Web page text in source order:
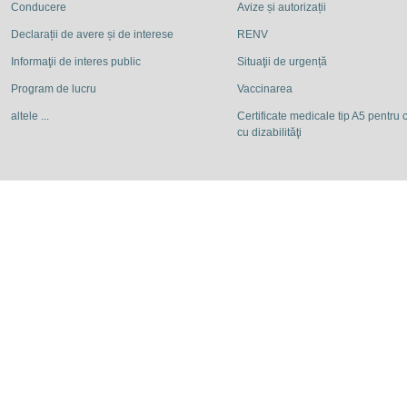
Conducere
Declarații de avere și de interese
Informaţii de interes public
Program de lucru
altele ...
Avize și autorizații
RENV
Situaţii de urgență
Vaccinarea
Certificate medicale tip A5 pentru
cu dizabilităţi